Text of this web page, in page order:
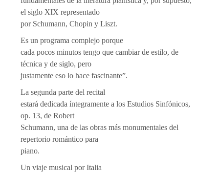
el siglo XIX representado
por Schumann, Chopin y Liszt.
Es un programa complejo porque
cada pocos minutos tengo que cambiar de estilo, de
técnica y de siglo, pero
justamente eso lo hace fascinante”.
La segunda parte del recital
estará dedicada íntegramente a los Estudios Sinfónicos,
op. 13, de Robert
Schumann, una de las obras más monumentales del
repertorio romántico para
piano.
Un viaje musical por Italia